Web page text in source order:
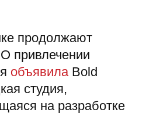
продолжают
привлечении
объявила Bold
студия,
на разработке